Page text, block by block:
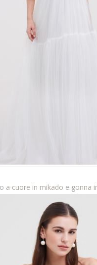
a cuore in mikado e gonna